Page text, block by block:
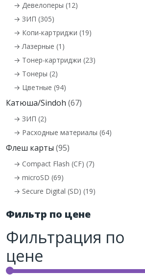
→ Девелоперы (12)
→ ЗИП (305)
→ Копи-картриджи (19)
→ Лазерные (1)
→ Тонер-картриджи (23)
→ Тонеры (2)
→ Цветные (94)
Катюша/Sindoh (67)
→ ЗИП (2)
→ Расходные материалы (64)
Флеш карты (95)
→ Compact Flash (CF) (7)
→ microSD (69)
→ Secure Digital (SD) (19)
Фильтр по цене
Фильтрация по
цене